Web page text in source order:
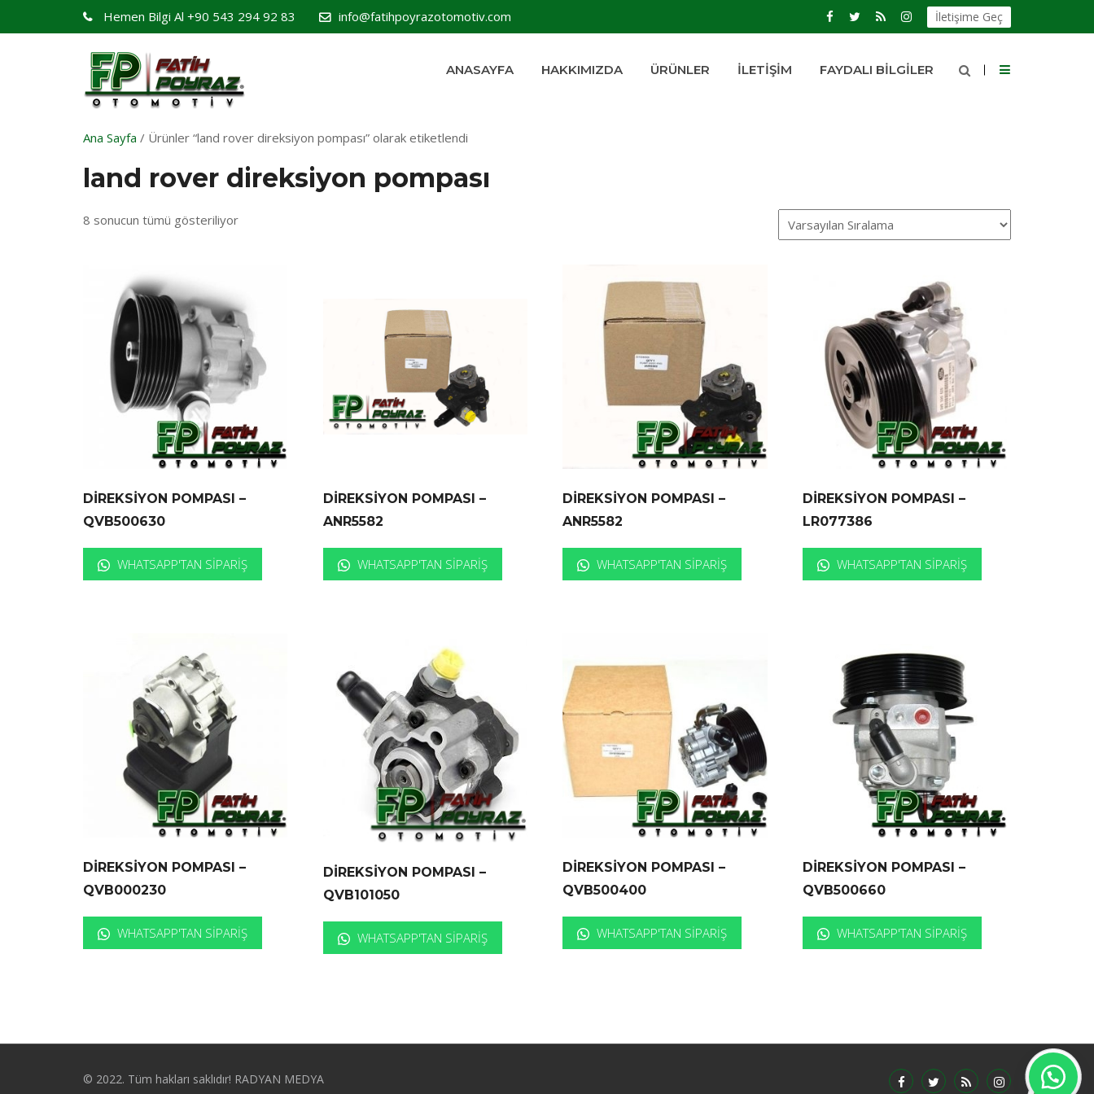
Hemen Bilgi Al +90 543 294 92 83 info@fatihpoyrazotomotiv.com İletişime Geç
ANASAYFA HAKKIMIZDA ÜRÜNLER İLETIŞIM FAYDALI BILGILER
Ana Sayfa / Ürünler “land rover direksiyon pompası” olarak etiketlendi
land rover direksiyon pompası
8 sonucun tümü gösteriliyor
DİREKSİYON POMPASI –
QVB500630
WHATSAPP'TAN SIPARIŞ
DİREKSİYON POMPASI –
ANR5582
WHATSAPP'TAN SIPARIŞ
DİREKSİYON POMPASI –
ANR5582
WHATSAPP'TAN SIPARIŞ
DİREKSİYON POMPASI –
LR077386
WHATSAPP'TAN SIPARIŞ
DİREKSİYON POMPASI –
QVB000230
WHATSAPP'TAN SIPARIŞ
DİREKSİYON POMPASI –
QVB101050
WHATSAPP'TAN SIPARIŞ
DİREKSİYON POMPASI –
QVB500400
WHATSAPP'TAN SIPARIŞ
DİREKSİYON POMPASI –
QVB500660
WHATSAPP'TAN SIPARIŞ
© 2022. Tüm hakları saklıdır! RADYAN MEDYA